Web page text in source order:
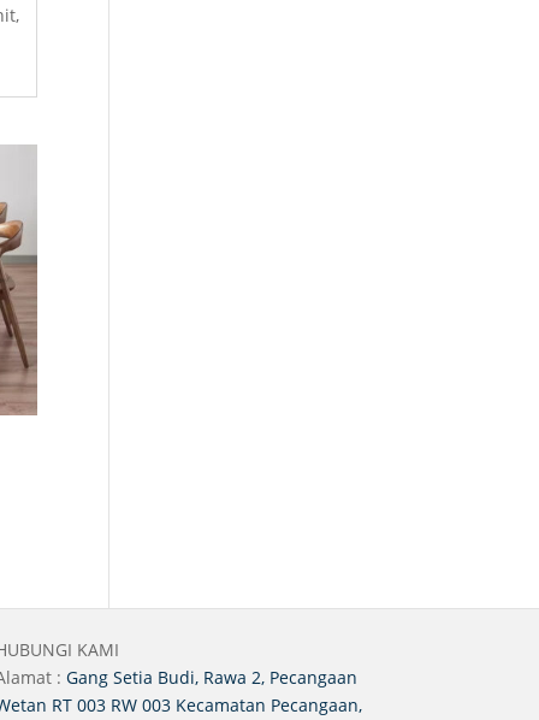
KAMI
: Gang Setia Budi, Rawa 2, Pecangaan
RT 003 RW 003 Kecamatan Pecangaan,